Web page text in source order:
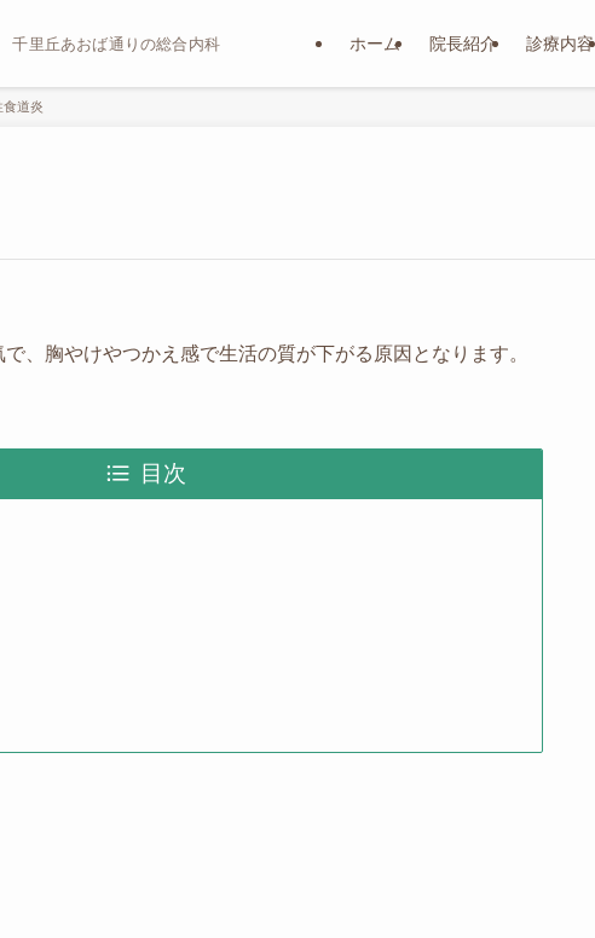
千里丘あおば通りの総合内科 ホーム 院長紹介 診療内容
食道炎
、胸やけやつかえ感で生活の質が下がる原因となります。
目次